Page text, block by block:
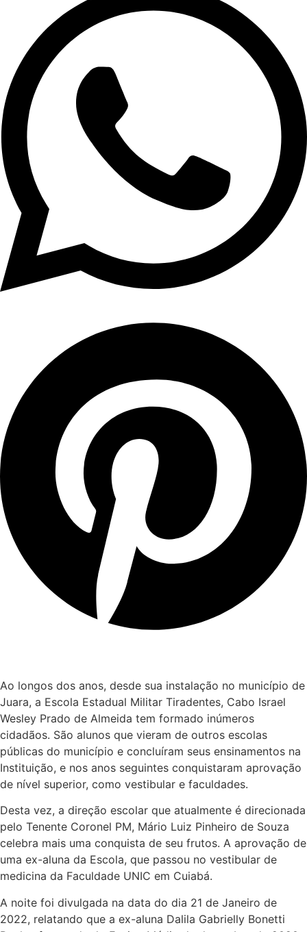
Ao longos dos anos, desde sua instalação no município de
Juara, a Escola Estadual Militar Tiradentes, Cabo Israel
Wesley Prado de Almeida tem formado inúmeros
cidadãos. São alunos que vieram de outros escolas
públicas do município e concluíram seus ensinamentos na
Instituição, e nos anos seguintes conquistaram aprovação
de nível superior, como vestibular e faculdades.
Desta vez, a direção escolar que atualmente é direcionada
pelo Tenente Coronel PM, Mário Luiz Pinheiro de Souza
celebra mais uma conquista de seu frutos. A aprovação de
uma ex-aluna da Escola, que passou no vestibular de
medicina da Faculdade UNIC em Cuiabá.
A noite foi divulgada na data do dia 21 de Janeiro de
2022, relatando que a ex-aluna Dalila Gabrielly Bonetti